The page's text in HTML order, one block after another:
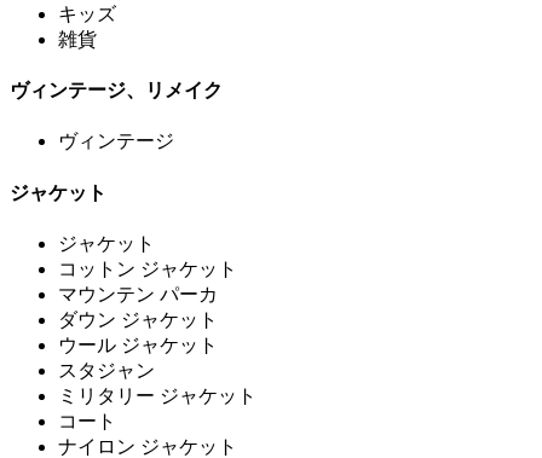
キッズ
雑貨
ヴィンテージ、リメイク
ヴィンテージ
ジャケット
ジャケット
コットン ジャケット
マウンテン パーカ
ダウン ジャケット
ウール ジャケット
スタジャン
ミリタリー ジャケット
コート
ナイロン ジャケット